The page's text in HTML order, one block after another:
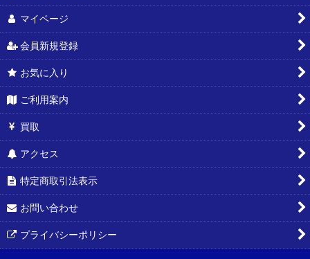
マイページ
会員新規登録
お気に入り
ご利用案内
買取
アクセス
特定商取引法表示
お問い合わせ
プライバシーポリシー